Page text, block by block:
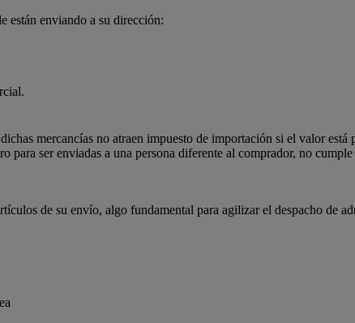
están enviando a su dirección:
mercancías no atraen impuesto de importación si el valor está
ser enviadas a una persona diferente al comprador, no
de su envío, algo fundamental para agilizar el despacho de